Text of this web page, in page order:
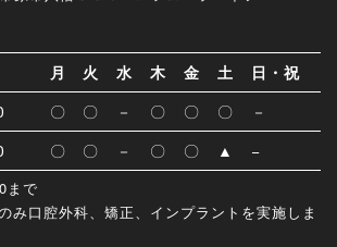
月 火 水 木 金 土
日・祝
〇 〇 － 〇 〇 〇
－
〇 〇 － 〇 〇 ▲ −
まで
み口腔外科、矯正、インプラントを実施しま